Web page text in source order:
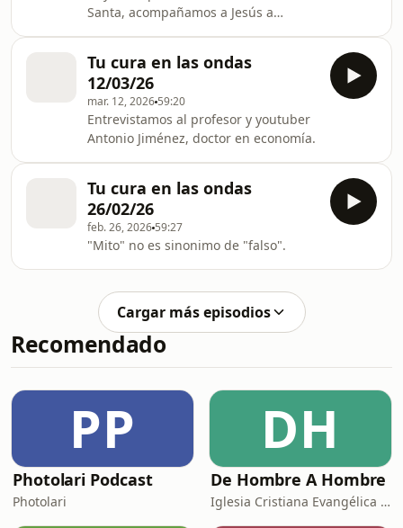
Santa, acompañamos a Jesús a
Tu cura en las ondas
12/03/26
mar. 12, 2026 59:20
Entrevistamos al profesor y youtuber
Antonio Jiménez, doctor en economía.
Tu cura en las ondas
26/02/26
feb. 26, 2026 59:27
"Mito" no es sinonimo de "falso".
Cargar más episodios
Recomendado
PP
Photolari Podcast
Photolari
DH
De Hombre A Hombre
Iglesia Cristiana Evangélica de Chamartín